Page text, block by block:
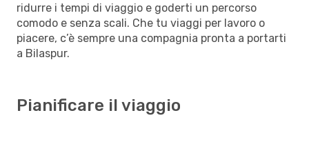
ridurre i tempi di viaggio e goderti un percorso
comodo e senza scali. Che tu viaggi per lavoro o
piacere, c’è sempre una compagnia pronta a portarti
a Bilaspur.
Pianificare il viaggio